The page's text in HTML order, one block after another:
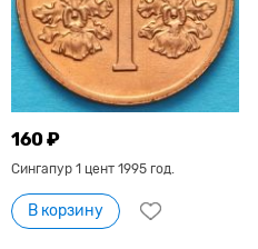
160 ₽
Сингапур 1 цент 1995 год.
В корзину